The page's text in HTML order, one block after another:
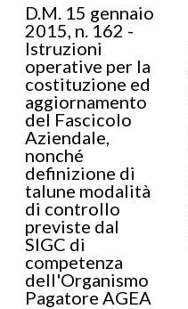
D.M. 15 gennaio
2015, n. 162 -
Istruzioni
operative per la
costituzione ed
aggiornamento
del Fascicolo
Aziendale,
nonché
definizione di
talune modalità
di controllo
previste dal
SIGC di
competenza
dell'Organismo
Pagatore AGEA